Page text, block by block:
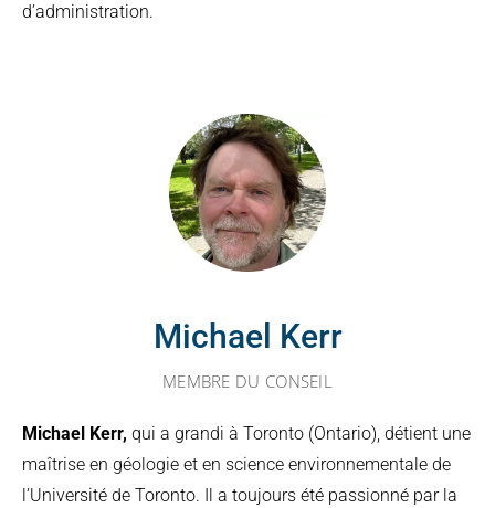
d’administration.
Michael Kerr
MEMBRE DU CONSEIL
Michael Kerr, qui a grandi à Toronto (Ontario), détient une
maîtrise en géologie et en science environnementale de
l’Université de Toronto. Il a toujours été passionné par la